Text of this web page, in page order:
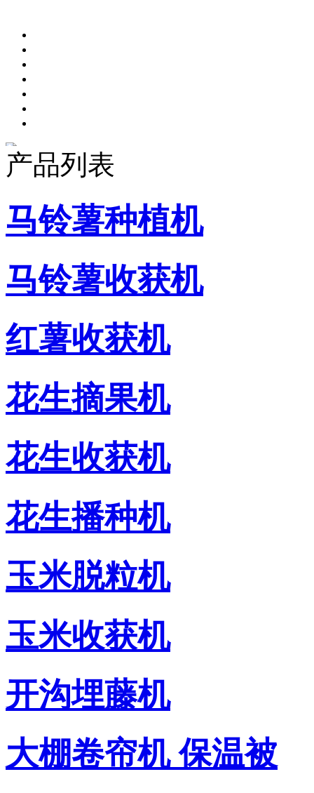
产品列表
马铃薯种植机
马铃薯收获机
红薯收获机
花生摘果机
花生收获机
花生播种机
玉米脱粒机
玉米收获机
开沟埋藤机
大棚卷帘机 保温被